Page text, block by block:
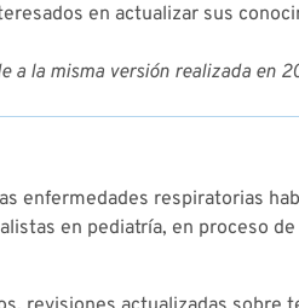
en actualizar sus
a la misma versión realizada en
enfermedades respiratorias
en pediatría, en proceso